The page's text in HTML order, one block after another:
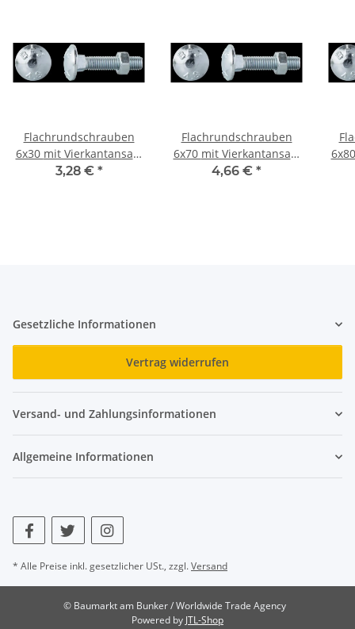
Flachrundschrauben
6x30 mit Vierkantansatz
Mu 20St
3,28 € *
Flachrundschrauben
6x70 mit Vierkantansatz
Mu
4,66 € *
Gesetzliche Informationen
Vertrag widerrufen
Versand- und Zahlungsinformationen
Allgemeine Informationen
* Alle Preise inkl. gesetzlicher USt., zzgl.Versand
© Baumarkt am Bunker / Worldwide Trade Agency
Powered by JTL-Shop